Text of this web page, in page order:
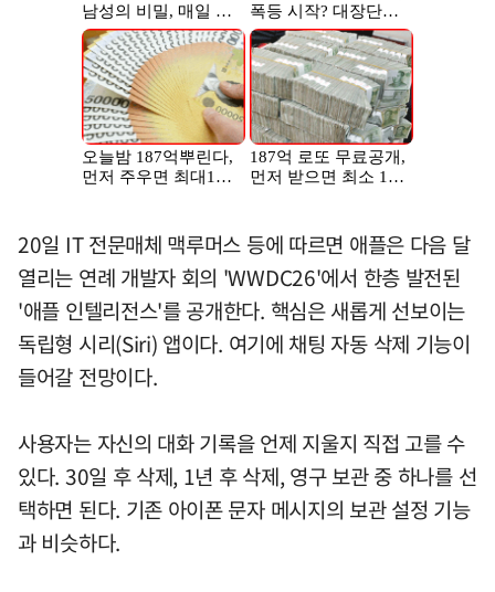
20일 IT 전문매체 맥루머스 등에 따르면 애플은 다음 달
열리는 연례 개발자 회의 'WWDC26'에서 한층 발전된
'애플 인텔리전스'를 공개한다. 핵심은 새롭게 선보이는
독립형 시리(Siri) 앱이다. 여기에 채팅 자동 삭제 기능이
들어갈 전망이다.
사용자는 자신의 대화 기록을 언제 지울지 직접 고를 수
있다. 30일 후 삭제, 1년 후 삭제, 영구 보관 중 하나를 선
택하면 된다. 기존 아이폰 문자 메시지의 보관 설정 기능
과 비슷하다.